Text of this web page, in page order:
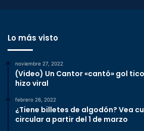
Lo más visto
noviembre 27, 2022
(Video) Un Cantor «cantó» gol
hizo viral
febrero 26, 2022
¿Tiene billetes de algodón? Vea
circular a partir del 1 de marzo